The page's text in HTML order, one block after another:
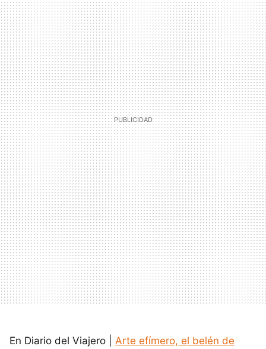
En Diario del Viajero | Arte efímero, el belén de